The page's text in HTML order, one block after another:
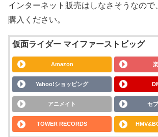
インターネット販売はしなさそうなので
購入ください。
仮面ライダー マイファーストビッグ
Amazon
Yahoo!ショッピング
アニメイト セ
TOWER RECORDS